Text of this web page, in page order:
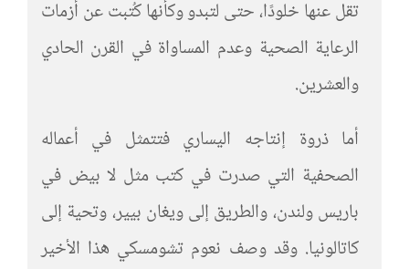
تقل عنها خلودًا، حتى لتبدو وكأنها كُتبت عن أزمات
الرعاية الصحية وعدم المساواة في القرن الحادي
والعشرين.
أما ذروة إنتاجه اليساري فتتمثل في أعماله
الصحفية التي صدرت في كتب مثل لا بيض في
باريس ولندن، والطريق إلى ويغان بيير، وتحية إلى
كاتالونيا. وقد وصف نعوم تشومسكي هذا الأخير